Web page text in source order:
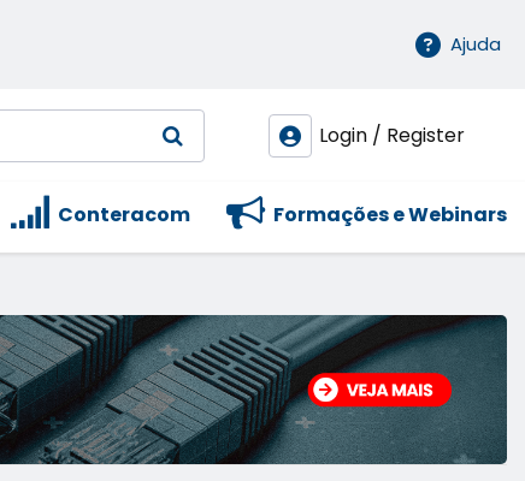
Ajuda
Login / Register
Formações e Webinars
Conteracom